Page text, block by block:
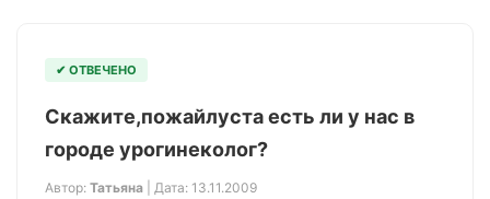
✔ ОТВЕЧЕНО
Скажите,пожайлуста есть ли у нас в
городе урогинеколог?
Автор: Татьяна | Дата: 13.11.2009